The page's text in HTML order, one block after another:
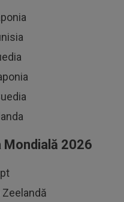
Mondială 2026
Zeelandă